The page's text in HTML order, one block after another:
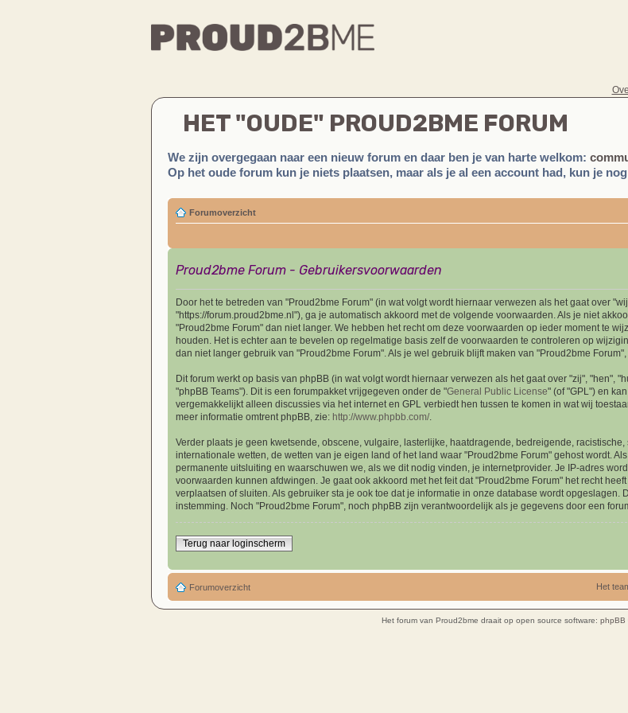
HET "OUDE" PROUD2BME FORUM
We zijn overgegaan naar een nieuw forum en daar ben je van harte welkom:
Op het oude forum kun je niets plaatsen, maar als je al een account had, kun je
Forumoverzicht
Proud2bme Forum - Gebruikersvoorwaarden
Door het te betreden van "Proud2bme Forum" (in wat volgt wordt hiernaar verwezen als het gaat over
"https://forum.proud2bme.nl"), ga je automatisch akkoord met de volgende voorwaarden. Als je niet
"Proud2bme Forum" dan niet langer. We hebben het recht om deze voorwaarden op ieder moment te
houden. Het is echter aan te bevelen op regelmatige basis zelf de voorwaarden te controleren op
dan niet langer gebruik van "Proud2bme Forum". Als je wel gebruik blijft maken van "Proud2bme
Dit forum werkt op basis van phpBB (in wat volgt wordt hiernaar verwezen als het gaat over "zij", "hen",
"phpBB Teams"). Dit is een forumpakket vrijgegeven onder de "General Public License" (of "GPL") en
vergemakkelijkt alleen discussies via het internet en GPL verbiedt hen tussen te komen in wat wij
meer informatie omtrent phpBB, zie: http://www.phpbb.com/.
Verder plaats je geen kwetsende, obscene, vulgaire, lasterlijke, haatdragende, bedreigende,
internationale wetten, de wetten van je eigen land of het land waar "Proud2bme Forum" gehost wordt.
permanente uitsluiting en waarschuwen we, als we dit nodig vinden, je internetprovider. Je IP-adres
voorwaarden kunnen afdwingen. Je gaat ook akkoord met het feit dat "Proud2bme Forum" het recht
verplaatsen of sluiten. Als gebruiker sta je ook toe dat je informatie in onze database wordt
instemming. Noch "Proud2bme Forum", noch phpBB zijn verantwoordelijk als je gegevens door een
Terug naar loginscherm
Forumoverzicht Het
Het forum van Proud2bme draait op open source software: phpBB